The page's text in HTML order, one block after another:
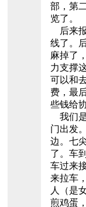
部，第
览了。
后来
线了。
麻掉了
力支撑
可以和
费，最
些钱给
我们是
门出发
边。七
了。车
车过来
来拉车
人（是
煎鸡蛋